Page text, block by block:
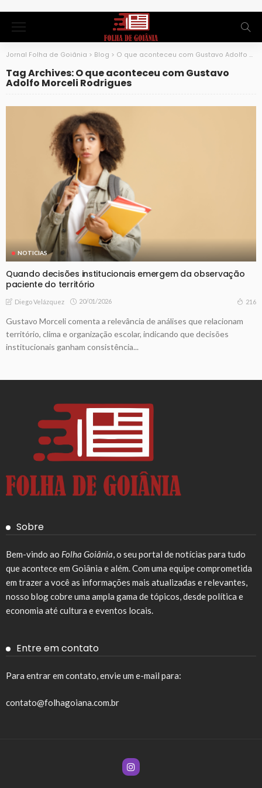
Jornal Folha de Goiânia > Blog > O que aconteceu com Gustavo Adolfo Morceli Rodrigues
Tag Archives: O que aconteceu com Gustavo
Adolfo Morceli Rodrigues
NOTICIAS
Quando decisões institucionais emergem da observação
paciente do território
Diego Velázquez 20/01/2026 216
Gustavo Morceli comenta a relevância de análises que relacionam
território, clima e organização escolar, indicando que decisões
institucionais ganham consistência...
Sobre
Bem-vindo ao Folha Goiânia, o seu portal de notícias para tudo
que acontece em Goiânia e além. Com uma equipe comprometida
em trazer a você as informações mais atualizadas e relevantes,
nosso blog cobre uma ampla gama de tópicos, desde política e
economia até cultura e eventos locais.
Entre em contato
Para entrar em contato, envie um e-mail para:
contato@folhagoiana.com.br